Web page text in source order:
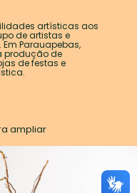
artísticas aos
de artistas e
Parauapebas,
produção de
de festas e
ampliar